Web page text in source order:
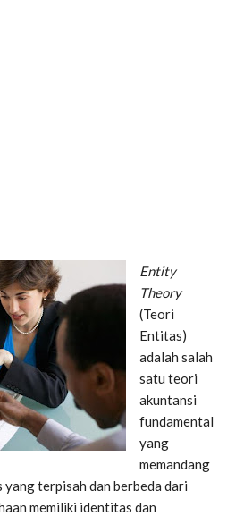
Entity
Theory
(Teori
Entitas)
adalah salah
satu teori
akuntansi
fundamental
yang
memandang
terpisah dan berbeda dari
memiliki identitas dan